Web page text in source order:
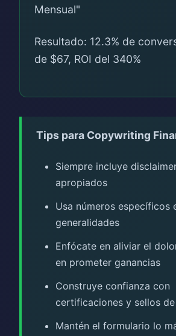
Mensual"
Resultado: 12.3% de
de $67, ROI del 340%
Tips para Copywriting
Siempre incluye
apropiados
Usa números específicos
generalidades
Enfócate en aliviar el
en prometer ganancias
Construye confianza con
certificaciones y sellos
Mantén el formulario lo